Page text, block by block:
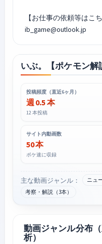
【お仕事の依頼等はこち
ib_game@outlook.jp
いぶ。【ポケモン解
投稿頻度（直近6ヶ月）
週 0.5 本
12 本投稿
サイト内動画数
50 本
ポケ速に収録
主な動画ジャンル： ニュ
考察・解説（3本）
動画ジャンル分布
析）